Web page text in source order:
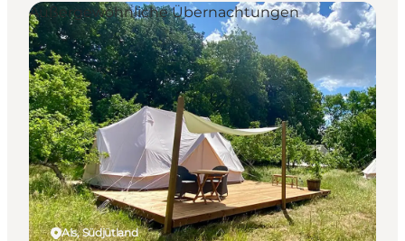
Als, Südjütland
Außergewöhnliche Übernachtungen